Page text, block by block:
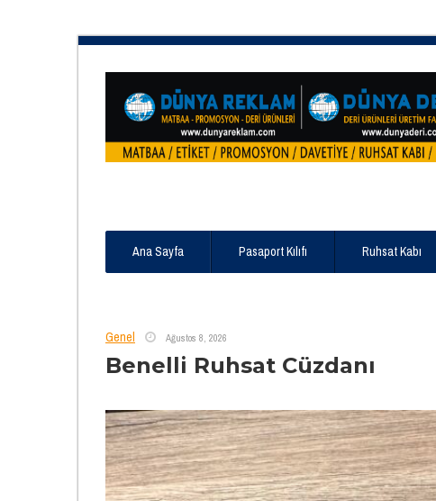
Ana Sayfa Pasaport Kılıfı Ruhsat Kabı
Genel Ağustos 8, 2026
Benelli Ruhsat Cüzdanı